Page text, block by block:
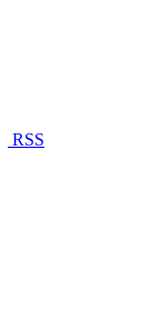
RSS